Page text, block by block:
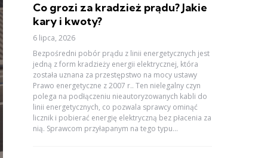
Co grozi za kradzież prądu? Jakie
kary i kwoty?
6 lipca, 2026
Bezpośredni pobór prądu z linii energetycznych jest
jedną z form kradzieży energii elektrycznej, która
została uznana za przestępstwo na mocy ustawy
Prawo energetyczne z 2007 r.. Ten nielegalny czyn
polega na podłączeniu nieautoryzowanych kabli do
linii energetycznych, co pozwala sprawcy ominąć
licznik i pobierać energię elektryczną bez płacenia za
nią. Sprawcom przyłapanym na tego typu...